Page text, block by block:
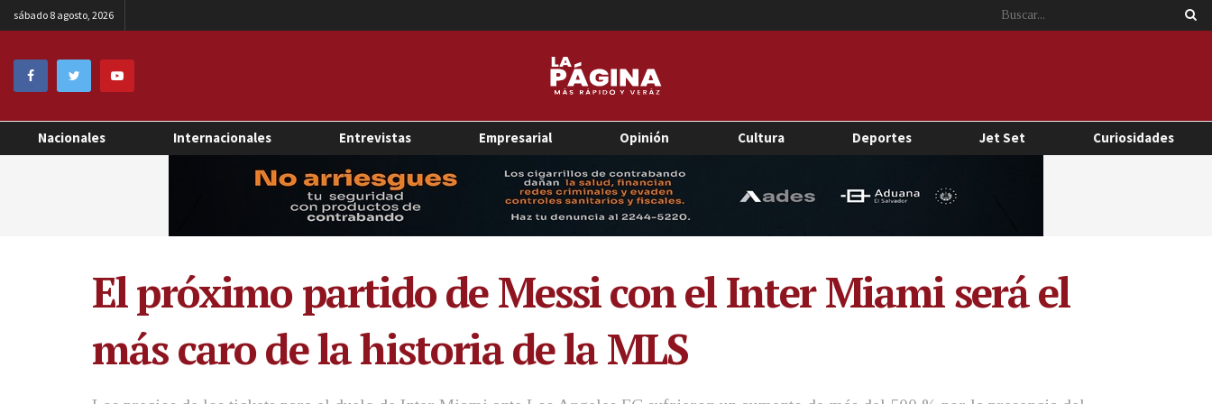
sábado 8 agosto, 2026
Nacionales Internacionales Entrevistas Empresarial Opinión Cultura Deportes Jet Set Curiosidades
El próximo partido de Messi con el Inter Miami será el
más caro de la historia de la MLS